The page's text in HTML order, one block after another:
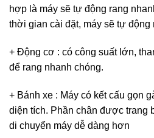
hợp là máy sẽ tự động rang
thời gian cài đặt, máy sẽ tự động
+ Động cơ : có công suất lớn,
để rang nhanh chóng.
+ Bánh xe : Máy có kết cấu gọn
diện tích. Phần chân được trang
di chuyển máy dễ dàng hơn